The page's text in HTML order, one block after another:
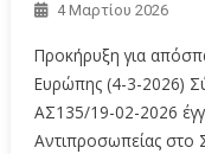
4 Μαρτίου 2026
Προκήρυξη για
Ευρώπης (4-3-2026)
ΑΣ135/19-02-2026
Αντιπροσωπείας στο